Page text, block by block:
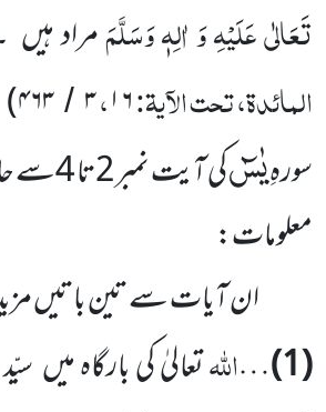
تَعَالٰی عَلَیْہِ وَ اٰلِہٖ وَسَلَّمَمراد ہیں
المائدۃ، تحت الآیۃ:۱۶،۳ / ۴۶۳)
سورہِیٰسٓ
کی آیت
معلومات:
ان آیات سے تین باتیں
(1)
…اللہتعالیٰ کی بارگاہ میں